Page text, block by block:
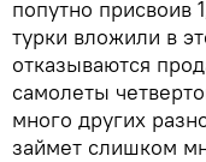
попутно присвоив
турки вложили в
отказываются
самолеты
много других
займет слишком